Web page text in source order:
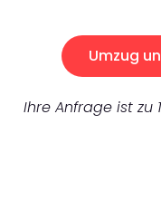
Umzug
Ihre Anfrage ist zu